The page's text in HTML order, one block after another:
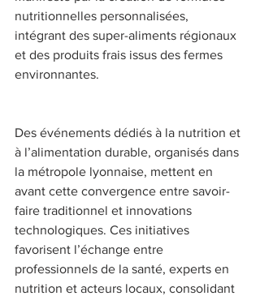
nutritionnelles personnalisées,
intégrant des super-aliments régionaux
et des produits frais issus des fermes
environnantes.
Des événements dédiés à la nutrition et
à l’alimentation durable, organisés dans
la métropole lyonnaise, mettent en
avant cette convergence entre savoir-
faire traditionnel et innovations
technologiques. Ces initiatives
favorisent l’échange entre
professionnels de la santé, experts en
nutrition et acteurs locaux, consolidant